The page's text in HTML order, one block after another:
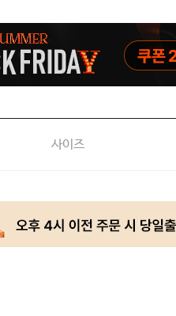
사이즈